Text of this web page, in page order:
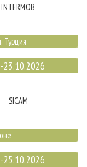
INTERMOB
Турция
23.10.2026
SICAM
25.10.2026